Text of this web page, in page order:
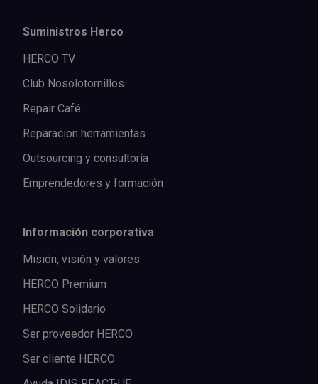
Suministros Herco
HERCO TV
Club Nosolotornillos
Repair Café
Reparacion herramientas
Outsourcing y consultoría
Emprendedores y formación
Información corporativa
Misión, visión y valores
HERCO Premium
HERCO Solidario
Ser proveedor HERCO
Ser cliente HERCO